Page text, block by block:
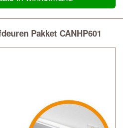
Pakket CANHP601